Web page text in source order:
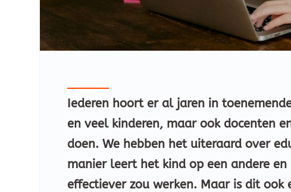
Iederen hoort er al jaren in
en veel kinderen, maar ook docenten
doen. We hebben het uiteraard over
manier leert het kind op een andere
effectiever zou werken. Maar is dit ook